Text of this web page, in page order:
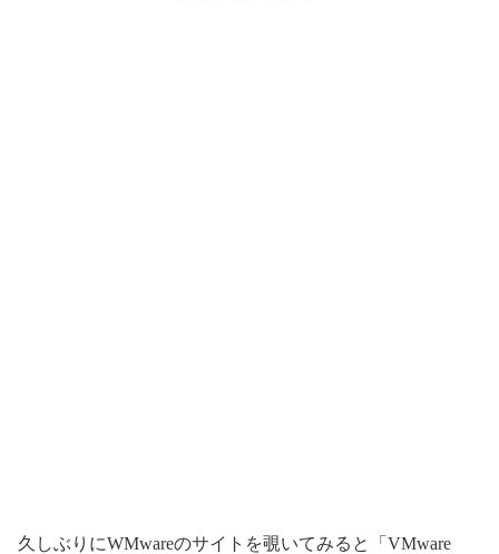
久しぶりにWMwareのサイトを覗いてみると「VMware